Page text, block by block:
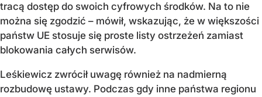
tracą dostęp do swoich cyfrowych środków. Na to nie
można się zgodzić – mówił, wskazując, że w większości
państw UE stosuje się proste listy ostrzeżeń zamiast
blokowania całych serwisów.
Leśkiewicz zwrócił uwagę również na nadmierną
rozbudowę ustawy. Podczas gdy inne państwa regionu